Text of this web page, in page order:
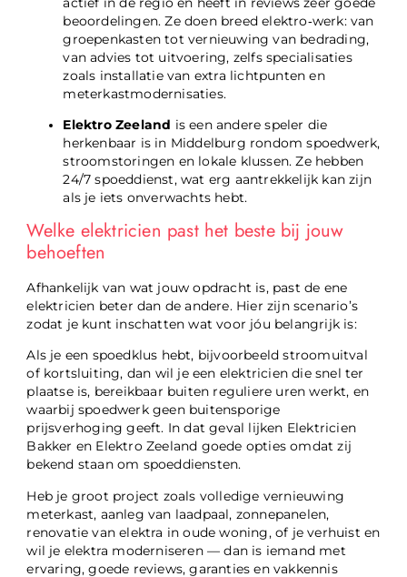
beoordelingen. Ze doen breed elektro‑werk: van
groepenkasten tot vernieuwing van bedrading,
van advies tot uitvoering, zelfs specialisaties
zoals installatie van extra lichtpunten en
meterkastmodernisaties.
Elektro Zeeland is een andere speler die
herkenbaar is in Middelburg rondom spoedwerk,
stroomstoringen en lokale klussen. Ze hebben
24/7 spoeddienst, wat erg aantrekkelijk kan zijn
als je iets onverwachts hebt.
Welke elektricien past het beste bij jouw
behoeften
Afhankelijk van wat jouw opdracht is, past de ene
elektricien beter dan de andere. Hier zijn scenario’s
zodat je kunt inschatten wat voor jóu belangrijk is:
Als je een spoedklus hebt, bijvoorbeeld stroomuitval
of kortsluiting, dan wil je een elektricien die snel ter
plaatse is, bereikbaar buiten reguliere uren werkt, en
waarbij spoedwerk geen buitensporige
prijsverhoging geeft. In dat geval lijken Elektricien
Bakker en Elektro Zeeland goede opties omdat zij
bekend staan om spoeddiensten.
Heb je groot project zoals volledige vernieuwing
meterkast, aanleg van laadpaal, zonnepanelen,
renovatie van elektra in oude woning, of je verhuist en
wil je elektra moderniseren — dan is iemand met
ervaring, goede reviews, garanties en vakkennis